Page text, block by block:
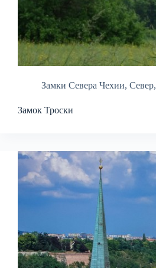
Замки Севера Чехии, Север,
Замок Троски